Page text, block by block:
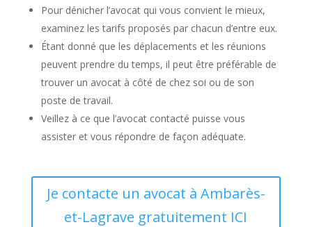
Pour dénicher l’avocat qui vous convient le mieux,
examinez les tarifs proposés par chacun d’entre eux.
Étant donné que les déplacements et les réunions
peuvent prendre du temps, il peut être préférable de
trouver un avocat à côté de chez soi ou de son
poste de travail.
Veillez à ce que l’avocat contacté puisse vous
assister et vous répondre de façon adéquate.
Je contacte un avocat à Ambarès-
et-Lagrave gratuitement ICI